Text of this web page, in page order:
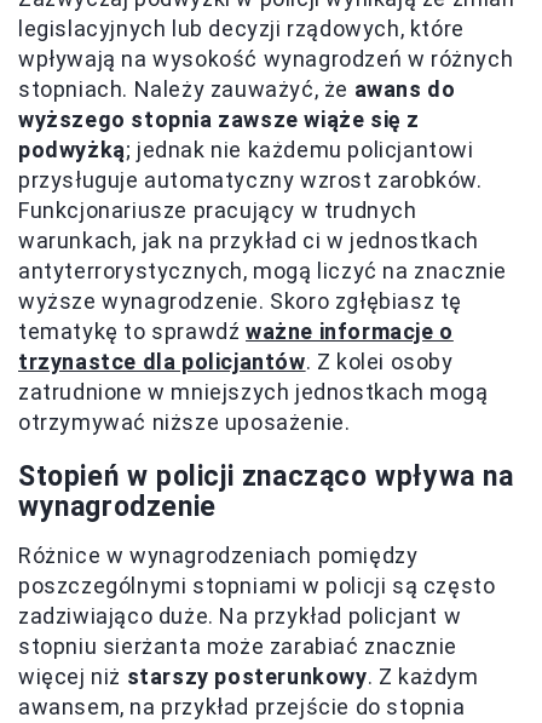
legislacyjnych lub decyzji rządowych, które
wpływają na wysokość wynagrodzeń w różnych
stopniach. Należy zauważyć, że awans do
wyższego stopnia zawsze wiąże się z
podwyżką; jednak nie każdemu policjantowi
przysługuje automatyczny wzrost zarobków.
Funkcjonariusze pracujący w trudnych
warunkach, jak na przykład ci w jednostkach
antyterrorystycznych, mogą liczyć na znacznie
wyższe wynagrodzenie. Skoro zgłębiasz tę
tematykę to sprawdźważne informacje o
trzynastce dla policjantów. Z kolei osoby
zatrudnione w mniejszych jednostkach mogą
otrzymywać niższe uposażenie.
Stopień w policji znacząco wpływa na
wynagrodzenie
Różnice w wynagrodzeniach pomiędzy
poszczególnymi stopniami w policji są często
zadziwiająco duże. Na przykład policjant w
stopniu sierżanta może zarabiać znacznie
więcej niż starszy posterunkowy. Z każdym
awansem, na przykład przejście do stopnia